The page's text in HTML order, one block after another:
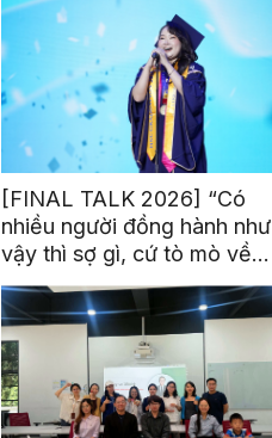
[FINAL TALK 2026] “Có
nhiều người đồng hành như
vậy thì sợ gì, cứ tò mò về
thế giới thôi”